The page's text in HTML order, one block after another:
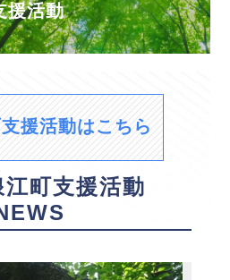
援活動
援活動はこちら
町支援活動